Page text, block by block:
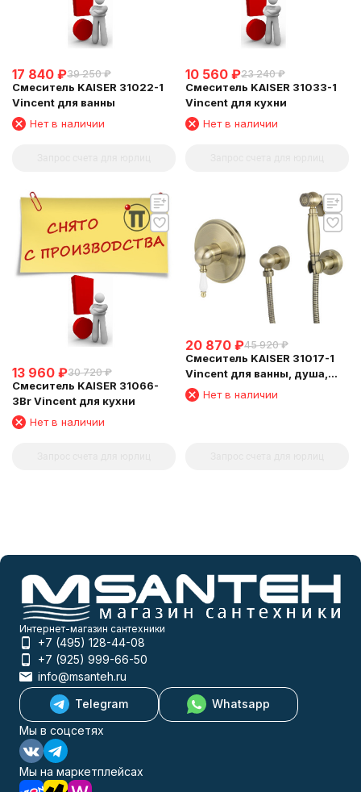
17 840 ₽39 250 ₽
Смеситель KAISER 31022-1
Vincent для ванны
Нет в наличии
10 560 ₽23 240 ₽
Смеситель KAISER 31033-1
Vincent для кухни
Нет в наличии
13 960 ₽30 720 ₽
Смеситель KAISER 31066-
3Br Vincent для кухни
Нет в наличии
20 870 ₽45 920 ₽
Смеситель KAISER 31017-1
Vincent для ванны, душа,
биде, Бронза
Нет в наличии
Интернет-магазин сантехники
+7 (495) 128-44-08
+7 (925) 999-66-50
info@msanteh.ru
Telegram
Whatsapp
Мы в соцсетях
Мы на маркетплейсах